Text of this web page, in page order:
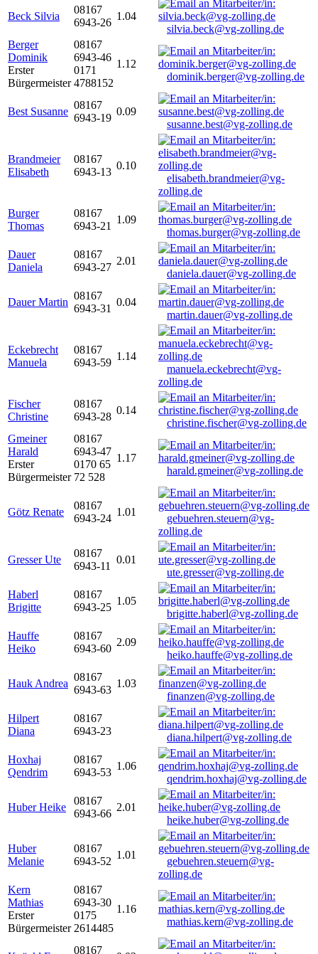
Beck Silvia
08167
6943-26
1.04
silvia.beck@vg-zolling.de
Berger
Dominik
Erster
Bürgermeister
08167
6943-46
0171
4788152
1.12
dominik.berger@vg-zolling.de
Best Susanne
08167
6943-19
0.09
susanne.best@vg-zolling.de
Brandmeier
Elisabeth
08167
6943-13
0.10
elisabeth.brandmeier@vg-
zolling.de
Burger
Thomas
08167
6943-21
1.09
thomas.burger@vg-zolling.de
Dauer
Daniela
08167
6943-27
2.01
daniela.dauer@vg-zolling.de
Dauer Martin
08167
6943-31
0.04
martin.dauer@vg-zolling.de
Eckebrecht
Manuela
08167
6943-59
1.14
manuela.eckebrecht@vg-
zolling.de
Fischer
Christine
08167
6943-28
0.14
christine.fischer@vg-zolling.de
Gmeiner
Harald
Erster
Bürgermeister
08167
6943-47
0170 65
72 528
1.17
harald.gmeiner@vg-zolling.de
Götz Renate
08167
6943-24
1.01
gebuehren.steuern@vg-
zolling.de
Gresser Ute
08167
6943-11
0.01
ute.gresser@vg-zolling.de
Haberl
Brigitte
08167
6943-25
1.05
brigitte.haberl@vg-zolling.de
Hauffe
Heiko
08167
6943-60
2.09
heiko.hauffe@vg-zolling.de
Hauk Andrea
08167
6943-63
1.03
finanzen@vg-zolling.de
Hilpert
Diana
08167
6943-23
diana.hilpert@vg-zolling.de
Hoxhaj
Qendrim
08167
6943-53
1.06
qendrim.hoxhaj@vg-zolling.de
Huber Heike
08167
6943-66
2.01
heike.huber@vg-zolling.de
Huber
Melanie
08167
6943-52
1.01
gebuehren.steuern@vg-
zolling.de
Kern
Mathias
Erster
Bürgermeister
08167
6943-30
0175
2614485
1.16
mathias.kern@vg-zolling.de
08167